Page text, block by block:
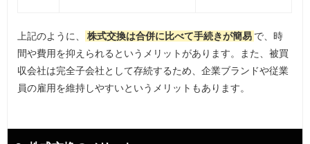
上記のように、 株式交換は合併に比べて手続きが簡易 で、時
間や費用を抑えられるというメリットがあります。また、被買
収会社は完全子会社として存続するため、企業ブランドや従業
員の雇用を維持しやすいというメリットもあります。